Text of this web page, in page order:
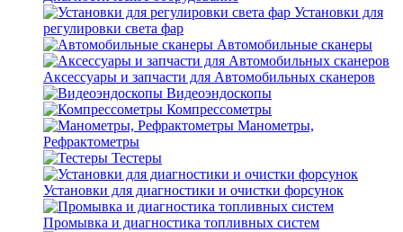
Установки для
регулировки света фар
Автомобильные сканеры
Аксессуары и запчасти для Автомобильных сканеров
Видеоэндоскопы
Компрессометры
Манометры,
Рефрактометры
Тестеры
Установки для диагностики и очистки форсунок
Промывка и диагностика топливных систем